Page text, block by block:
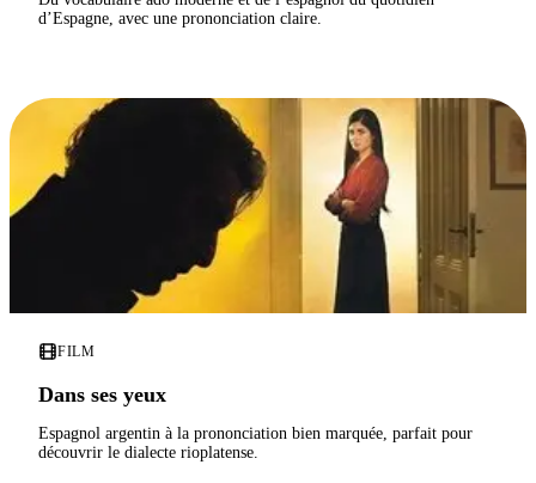
d’Espagne, avec une prononciation claire.
FILM
Dans ses yeux
Espagnol argentin à la prononciation bien marquée, parfait pour
découvrir le dialecte rioplatense.